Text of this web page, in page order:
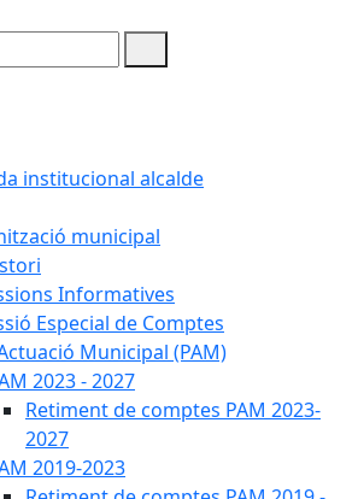
institucional alcalde
municipal
Informatives
Especial de Comptes
Municipal (PAM)
2023 - 2027
Retiment de comptes PAM 2023-
2027
2019-2023